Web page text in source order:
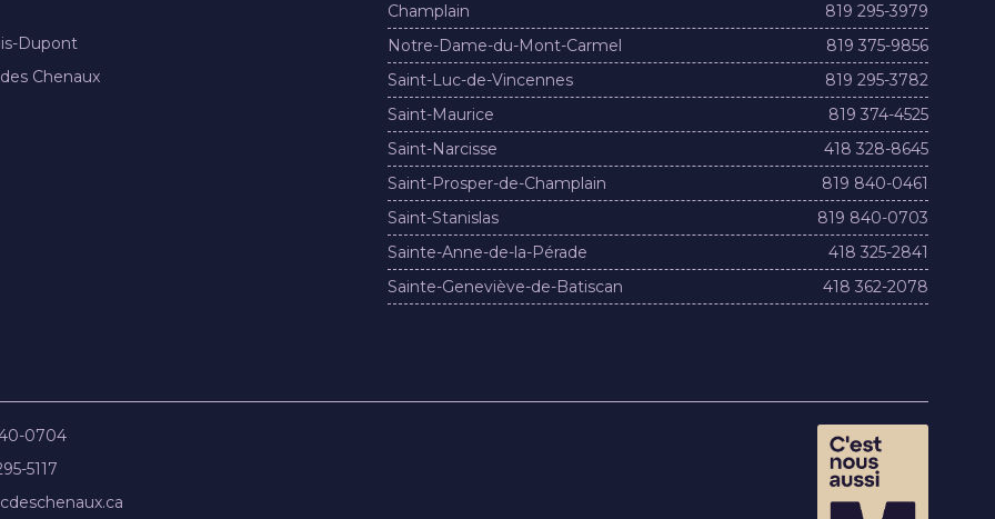
Dupont
Chenaux
Champlain
819 295-3979
Notre-Dame-du-Mont-Carmel
819 375-9856
Saint-Luc-de-Vincennes
819 295-3782
Saint-Maurice
819 374-4525
Saint-Narcisse
418 328-8645
Saint-Prosper-de-Champlain
819 840-0461
Saint-Stanislas
819 840-0703
Sainte-Anne-de-la-Pérade
418 325-2841
Sainte-Geneviève-de-Batiscan
418 362-2078
0704
5117